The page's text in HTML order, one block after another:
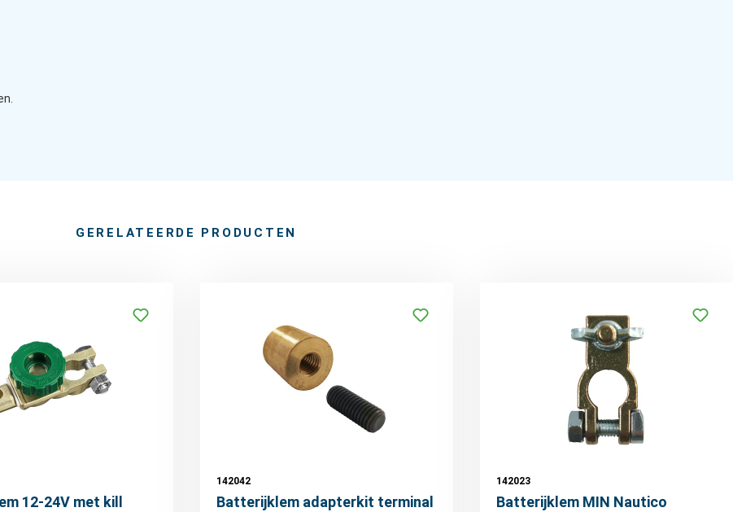
GERELATEERDE PRODUCTEN
12-24V met kill
142042
Batterijklem adapterkit terminal
142023
Batterijklem MIN Nautico